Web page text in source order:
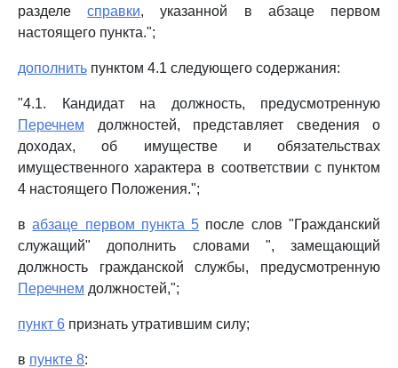
разделесправки, указанной в абзаце первом
настоящего пункта.";
дополнить пунктом 4.1 следующего содержания:
"4.1. Кандидат на должность, предусмотренную
Перечнем должностей, представляет сведения о
доходах, об имуществе и обязательствах
имущественного характера в соответствии с пунктом
4 настоящего Положения.";
вабзаце первом пункта 5 после слов "Гражданский
служащий" дополнить словами ", замещающий
должность гражданской службы, предусмотренную
Перечнем должностей,";
пункт 6 признать утратившим силу;
в пункте 8: